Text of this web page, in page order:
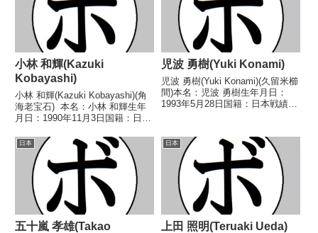
小林 和輝(Kazuki
Kobayashi)
小林 和輝(Kazuki Kobayashi)(角
海老宝石) 本名：小林 和輝生年
月日：1990年11月3日国籍：日本
タイトル】なし 【戦歴】
2010/05/12 ○4R判定 3-0(39-
38...
児波 勇樹(Yuki Konami)
児波 勇樹(Yuki Konami)(久留米櫛
間)本名：児波 勇樹生年月日：
1993年5月28日国籍：日本戦績：
○1RTKO ライアン・コブラ(イ
ンドネシア)2016/01...
日本
五十嵐 孝雄(Takao
日本
上田 照明(Teruaki Ueda)